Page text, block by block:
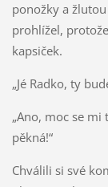
ponožky a
prohlížel,
kapsiček.
„Jé Radko, ty
„Ano, moc se
pěkná!“
Chválili si své